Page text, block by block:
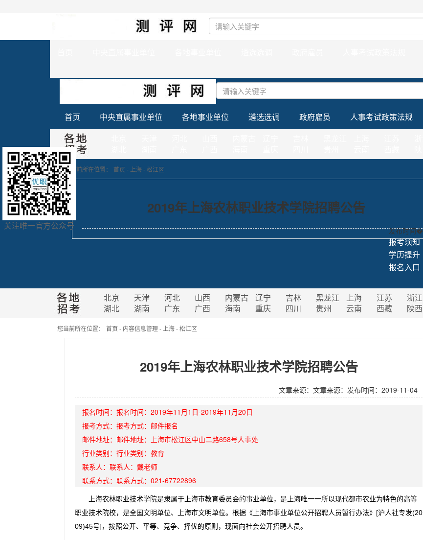
首页 中央直属事业单位 各地事业单位 遴选选调 政府雇员 人事考试政策法规
您当前所在位置： 首页 - 上海-松江区
2019年上海农林职业技术学院招聘公告
发布时间�
报考须知
学历提升
报名入口
北京 天津 河北 山西 内蒙古 辽宁 吉林 黑龙江 上海 江苏 浙江
湖北
湖南 广东 广西 海南 重庆 四川 贵州 云南 西藏 陕西
您当前所在位置： 首页- 内容信息管理- 上海-松江区
2019年上海农林职业技术学院招聘公告
文章来源： 文章来源： 发布时间：2019-11-04
报名时间： 报名时间： 2019年11月1日-2019年11月20日
报考方式： 报考方式： 邮件报名
邮件地址： 邮件地址：
上海市松江区中山二路658号人事处
行业类别： 行业类别： 教育
联系人： 联系人： 戴老师
联系方式： 联系方式： 021-67722896
上海农林职业技术学院是隶属于上海市教育委员会的事业单位，是上海唯一一所以现代都市农业为特色的高等
职业技术院校，是全国文明单位、上海市文明单位。根据《上海市事业单位公开招聘人员暂行办法》[沪人社专发(20
09)45号]，按照公开、平等、竞争、择优的原则，现面向社会公开招聘人员。
关注唯一官方公众号